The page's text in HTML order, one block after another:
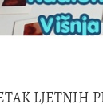
LJETNIH